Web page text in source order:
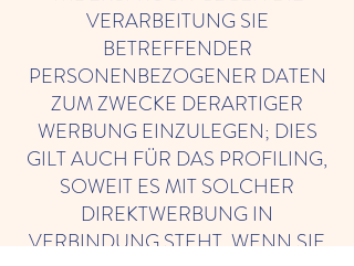
VERARBEITUNG SIE
BETREFFENDER
PERSONENBEZOGENER DATEN
ZUM ZWECKE DERARTIGER
WERBUNG EINZULEGEN; DIES
GILT AUCH FÜR DAS PROFILING,
SOWEIT ES MIT SOLCHER
DIREKTWERBUNG IN
VERBINDUNG STEHT. WENN SIE